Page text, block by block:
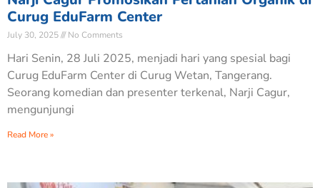
Curug EduFarm Center
July 30, 2025 No Comments
Hari Senin, 28 Juli 2025, menjadi hari yang spesial bagi
Curug EduFarm Center di Curug Wetan, Tangerang.
Seorang komedian dan presenter terkenal, Narji Cagur,
mengunjungi
Read More »